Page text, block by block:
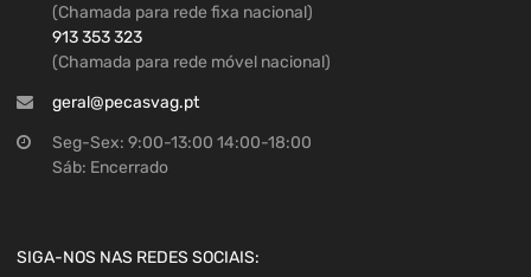
(Chamada para rede fixa nacional)
913 353 323
(Chamada para rede móvel nacional)
geral@pecasvag.pt
Seg-Sex: 9:00-13:00 14:00-18:00
Sáb: Encerrado
SIGA-NOS NAS REDES SOCIAIS: